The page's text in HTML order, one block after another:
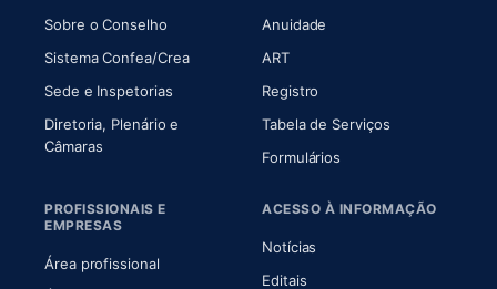
Sobre o Conselho(abre em nova aba)
Sistema Confea/Crea(abre em nova aba)
Sede e Inspetorias
Diretoria, Plenário e
Câmaras(abre em nova aba)
Anuidade
ART(abre em nova aba)
Registro
Tabela de Serviços
Formulários
PROFISSIONAIS E
EMPRESAS
Área profissional
ACESSO À INFORMAÇÃO
Notícias
Editais